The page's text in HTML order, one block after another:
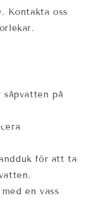
Kontakta oss
på
för att ta
en vass